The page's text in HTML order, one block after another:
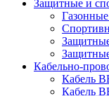
Защитные и
Кабельно-
Кабель
Кабель